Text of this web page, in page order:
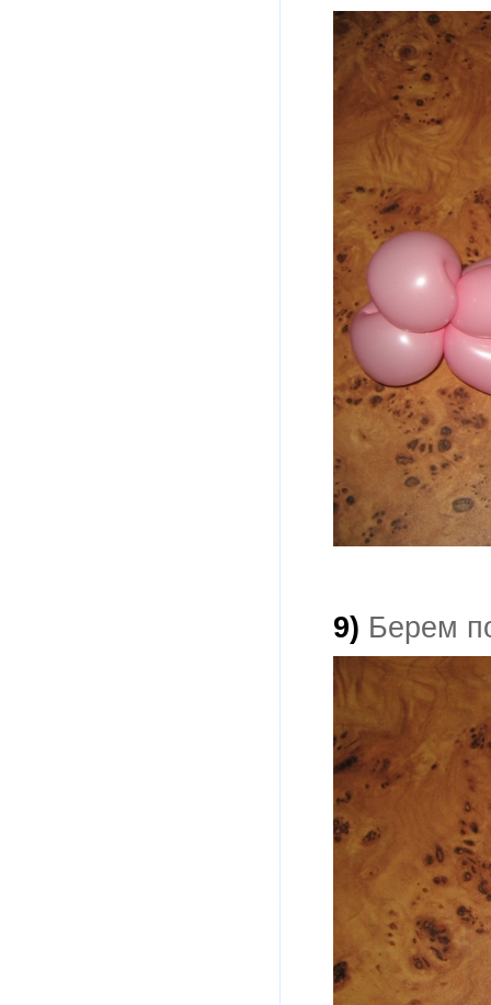
9) Берем